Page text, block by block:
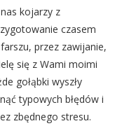
kojarzy z
czasem
przez zawijanie,
się z Wami moimi
gołąbki wyszły
typowych błędów i
zbędnego stresu.